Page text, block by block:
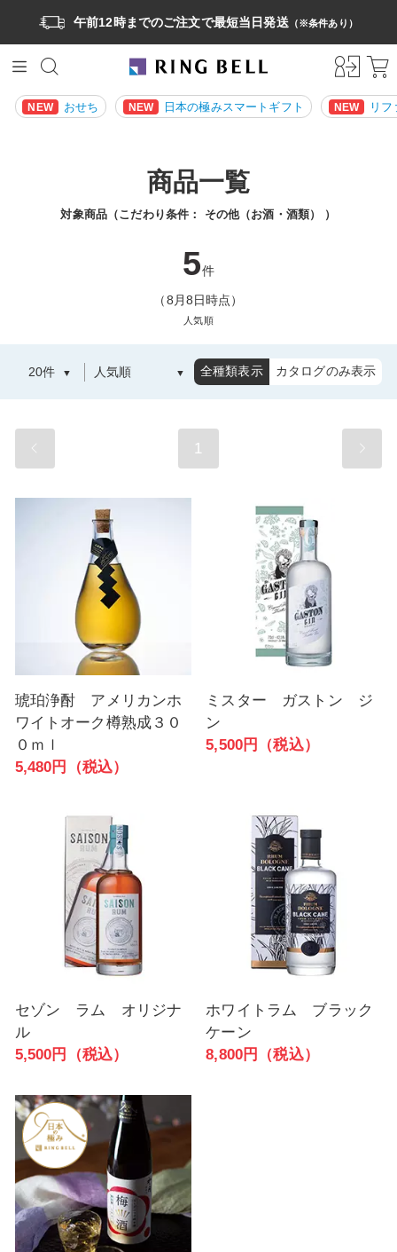
午前12時までのご注文で最短当日発送（※条件あり）
NEW おせち NEW 日本の極みスマートギフト NEW リ
商品一覧
対象商品（こだわり条件： その他（お酒・酒類） ）
5件
（8月8日時点）
人気順
全種類表示 カタログのみ表示
1
琥珀浄酎 アメリカンホ
ワイトオーク樽熟成３０
０ｍｌ
5,480円（税込）
ミスター ガストン ジ
ン
5,500円（税込）
セゾン ラム オリジナ
ル
5,500円（税込）
ホワイトラム ブラック
ケーン
8,800円（税込）